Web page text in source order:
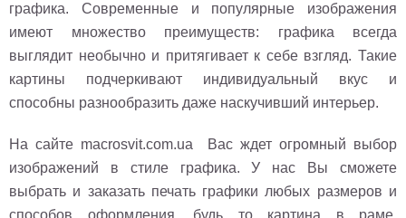
графика. Современные и популярные изображения
имеют множество преимуществ: графика всегда
выглядит необычно и притягивает к себе взгляд. Такие
картины подчеркивают индивидуальный вкус и
способны разнообразить даже наскучивший интерьер.
На сайте macrosvit.com.ua Вас ждет огромный выбор
изображений в стиле графика. У нас Вы сможете
выбрать и заказать печать графики любых размеров и
способов оформления, будь то картина в раме,